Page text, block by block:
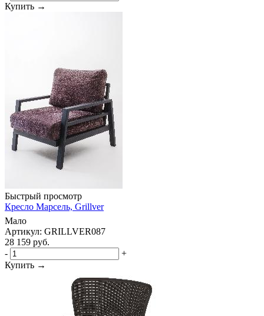
Купить →
Быстрый просмотр
Кресло Марсель, Grillver
Мало
Артикул: GRILLVER087
28 159 руб.
-
+
Купить →